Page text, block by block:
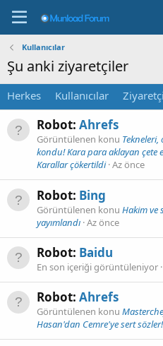
Kullanıcılar
Şu anki ziyaretçiler
Herkes Kullanıcılar
Robot: Ahrefs
Görüntülenen konu
kondu! Kara para aklayan çete
Karallar çökertildi Az önce
Robot: Bing
Görüntülenen konu Hakim ve
yayımlandı Az önce
Robot: Baidu
En son içeriği görüntüleniyor
Robot: Ahrefs
Görüntülenen konu
Hasan'dan Cemre'ye sert